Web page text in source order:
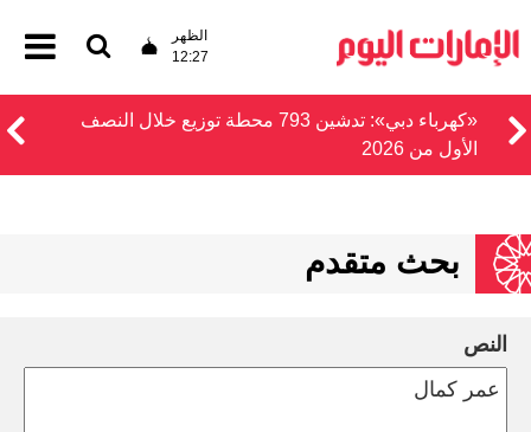
الظهر
12:27
«كهرباء دبي»: تدشين 793 محطة توزيع خلال النصف
الأول من 2026
بحث متقدم
النص